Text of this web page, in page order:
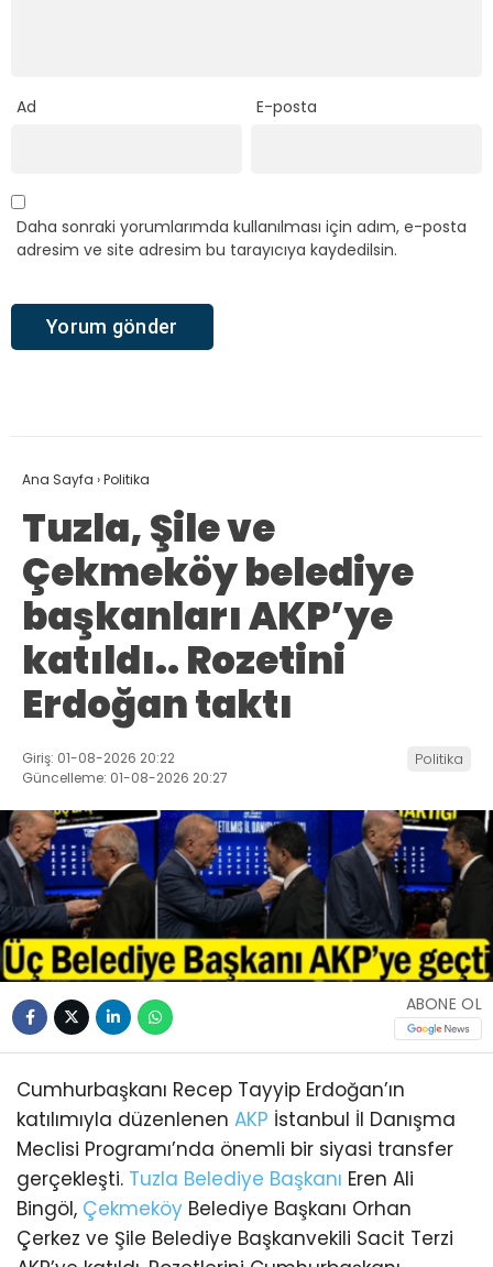
Ad E-posta
Daha sonraki yorumlarımda kullanılması için adım, e-posta
adresim ve site adresim bu tarayıcıya kaydedilsin.
Ana Sayfa ›Politika
Tuzla, Şile ve
Çekmeköy belediye
başkanları AKP’ye
katıldı.. Rozetini
Erdoğan taktı
Giriş: 01-08-2026 20:22
Güncelleme: 01-08-2026 20:27
Politika
ABONE OL
Cumhurbaşkanı Recep Tayyip Erdoğan’ın
katılımıyla düzenlenen AKP İstanbul İl Danışma
Meclisi Programı’nda önemli bir siyasi transfer
gerçekleşti. Tuzla Belediye Başkanı Eren Ali
Bingöl, Çekmeköy Belediye Başkanı Orhan
Çerkez ve Şile Belediye Başkanvekili Sacit Terzi